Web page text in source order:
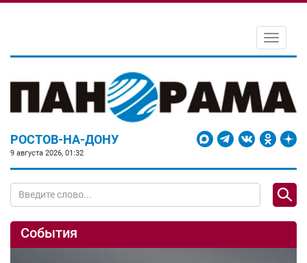
Toggle
РОСТОВ-НА-ДОНУ
9 августа 2026, 01:32
События